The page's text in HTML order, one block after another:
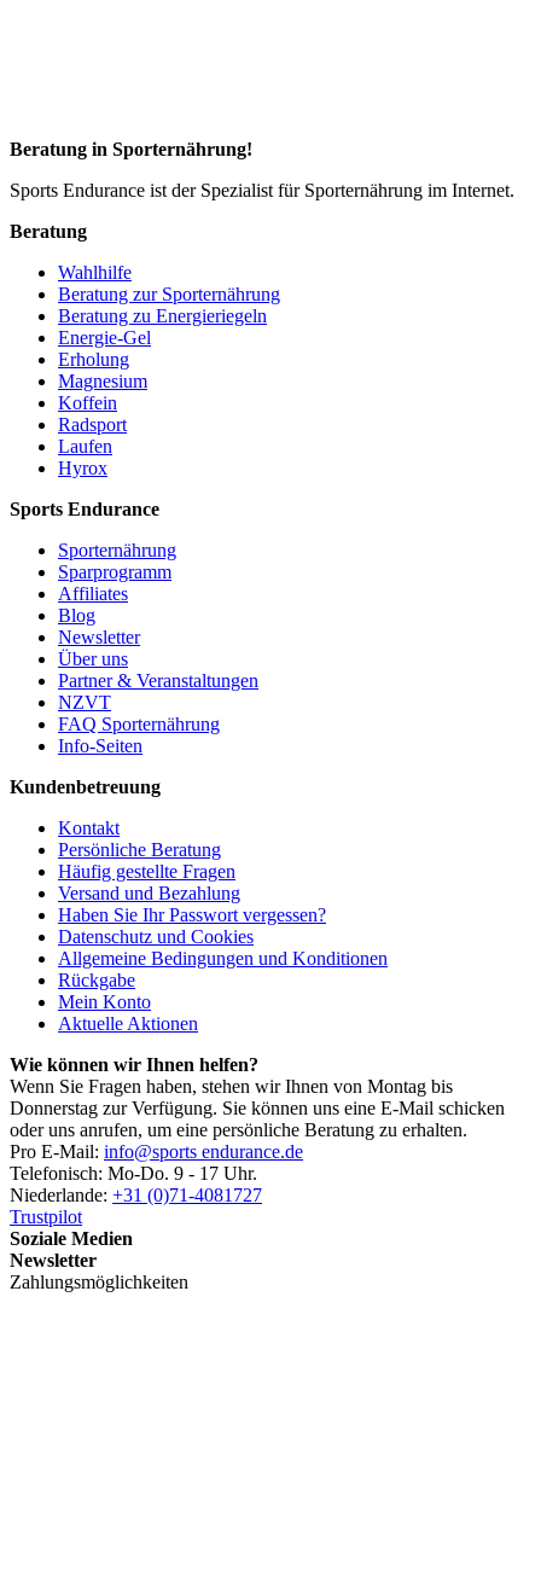
Beratung in Sporternährung!
Sports Endurance ist der Spezialist für Sporternährung im Internet.
Beratung
Wahlhilfe
Beratung zur Sporternährung
Beratung zu Energieriegeln
Energie-Gel
Erholung
Magnesium
Koffein
Radsport
Laufen
Hyrox
Sports Endurance
Sporternährung
Sparprogramm
Affiliates
Blog
Newsletter
Über uns
Partner & Veranstaltungen
NZVT
FAQ Sporternährung
Info-Seiten
Kundenbetreuung
Kontakt
Persönliche Beratung
Häufig gestellte Fragen
Versand und Bezahlung
Haben Sie Ihr Passwort vergessen?
Datenschutz und Cookies
Allgemeine Bedingungen und Konditionen
Rückgabe
Mein Konto
Aktuelle Aktionen
Wie können wir Ihnen helfen?
Wenn Sie Fragen haben, stehen wir Ihnen von Montag bis
Donnerstag zur Verfügung. Sie können uns eine E-Mail schicken
oder uns anrufen, um eine persönliche Beratung zu erhalten.
Pro E-Mail: info@sports endurance.de
Telefonisch: Mo-Do. 9 - 17 Uhr.
Niederlande: +31 (0)71-4081727
Trustpilot
Soziale Medien
Newsletter
Zahlungsmöglichkeiten